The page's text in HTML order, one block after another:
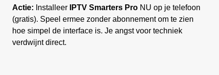
Actie: Installeer IPTV Smarters Pro NU op je telefoon
(gratis). Speel ermee zonder abonnement om te zien
hoe simpel de interface is. Je angst voor techniek
verdwijnt direct.